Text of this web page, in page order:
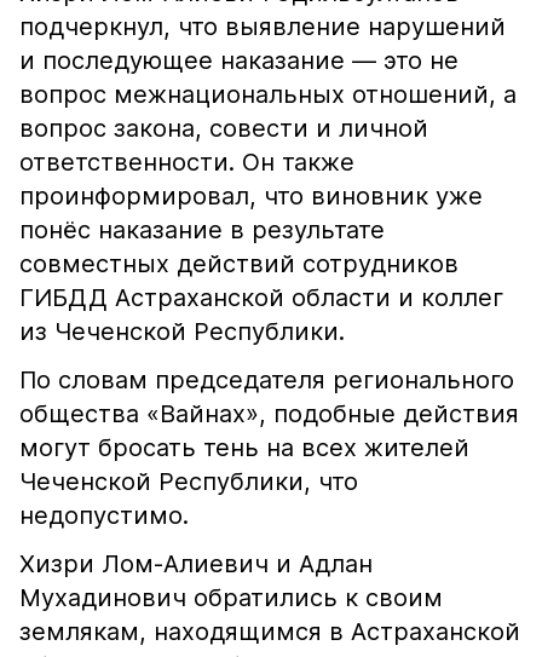
подчеркнул, что выявление нарушений
и последующее наказание — это не
вопрос межнациональных отношений, а
вопрос закона, совести и личной
ответственности. Он также
проинформировал, что виновник уже
понёс наказание в результате
совместных действий сотрудников
ГИБДД Астраханской области и коллег
из Чеченской Республики.
По словам председателя регионального
общества «Вайнах», подобные действия
могут бросать тень на всех жителей
Чеченской Республики, что
недопустимо.
Хизри Лом-Алиевич и Адлан
Мухадинович обратились к своим
землякам, находящимся в Астраханской